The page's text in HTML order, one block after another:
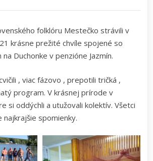
Duchonka
folklóru Mestečko strávili v
krásne prežité chvíle spojené so
Duchonke v penzióne Jazmín.
, viac fázovo , prepotili tričká ,
program. V krásnej prírode v
si oddýchli a utužovali kolektív. Všetci
spomienky.